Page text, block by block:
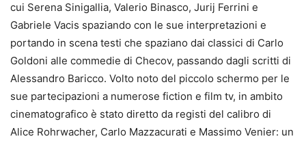
cui Serena Sinigallia, Valerio Binasco, Jurij Ferrini e
Gabriele Vacis spaziando con le sue interpretazioni e
portando in scena testi che spaziano dai classici di Carlo
Goldoni alle commedie di Checov, passando dagli scritti di
Alessandro Baricco. Volto noto del piccolo schermo per le
sue partecipazioni a numerose fiction e film tv, in ambito
cinematografico è stato diretto da registi del calibro di
Alice Rohrwacher, Carlo Mazzacurati e Massimo Venier: un